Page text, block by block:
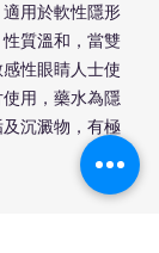
用於軟性隱形
質溫和，當雙
性眼睛人士使
用，藥水為隱
沉澱物，有極